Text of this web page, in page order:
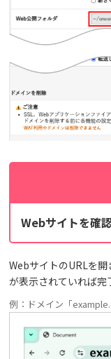
Webサイトを確
WebサイトのURLを
が表示されていれば完
例：ドメイン「